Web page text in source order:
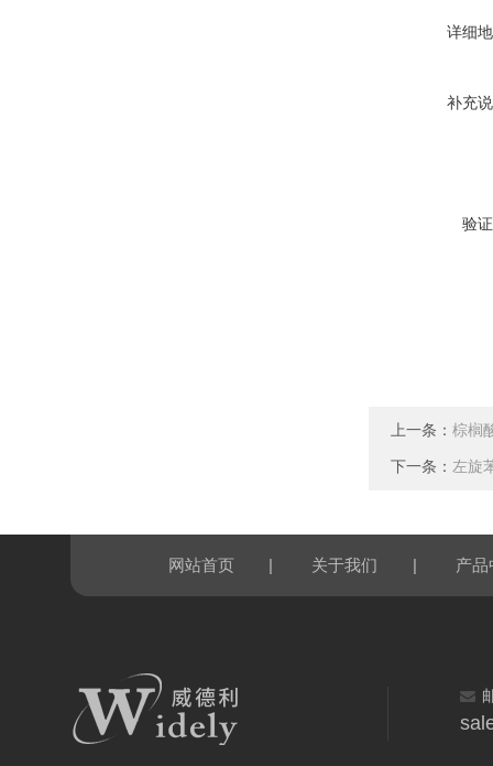
详细
补充
验
上一条： 棕榈
下一条： 左旋
网站首页 | 关于我们 | 产品